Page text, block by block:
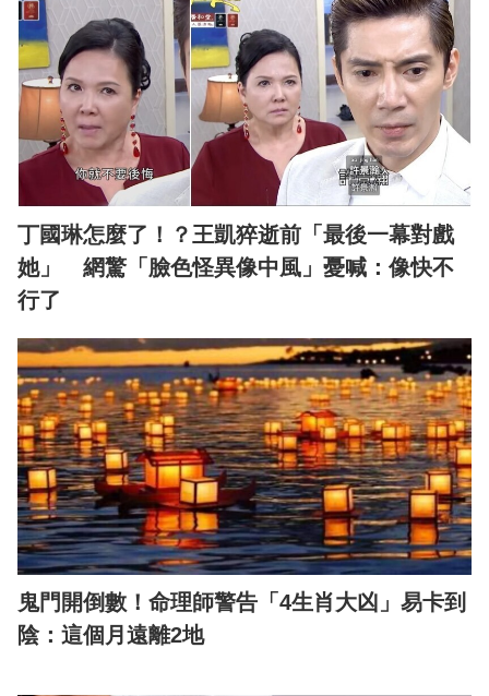
丁國琳怎麼了！？王凱猝逝前「最後一幕對戲
她」 網驚「臉色怪異像中風」憂喊：像快不
行了
鬼門開倒數！命理師警告「4生肖大凶」易卡到
陰：這個月遠離2地